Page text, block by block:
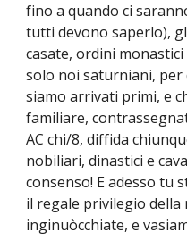
fino a quando ci
tutti devono saperlo),
casate, ordini
solo noi saturniani,
siamo arrivati primi, e
familiare,
AC chi/8, diffida
nobiliari, dinastici e
consenso! E adesso tu
il regale privilegio della
inginuòcchiate, e